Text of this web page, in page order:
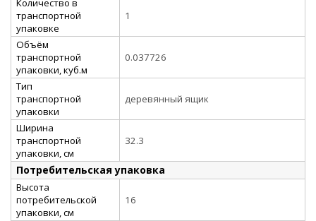
Количество в
транспортной
упаковке
1
Объём
транспортной
упаковки, куб.м
0.037726
Тип
транспортной
упаковки
деревянный ящик
Ширина
транспортной
упаковки, см
32.3
Потребительская упаковка
Высота
потребительской
упаковки, см
16